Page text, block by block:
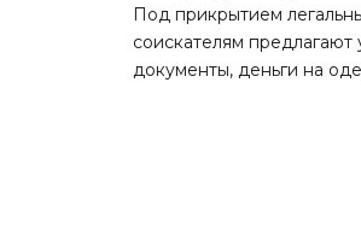
Под прикрытием
соискателям
документы, деньги на